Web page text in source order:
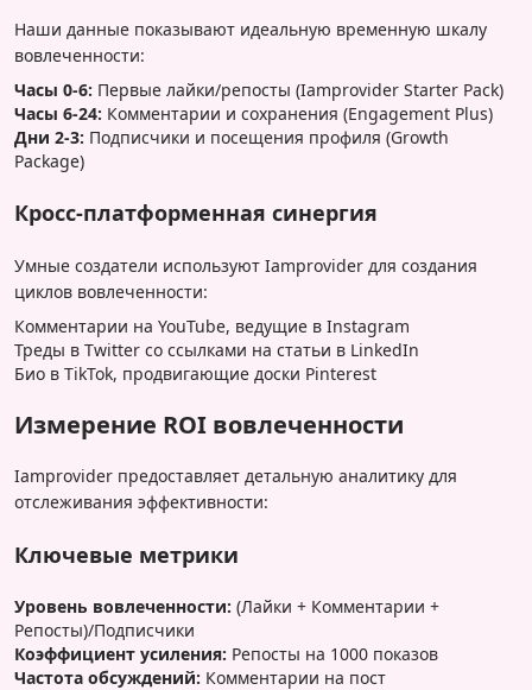
Наши данные показывают идеальную временную шкалу
вовлеченности:
Часы 0-6: Первые лайки/репосты (Iamprovider Starter Pack)
Часы 6-24: Комментарии и сохранения (Engagement Plus)
Дни 2-3: Подписчики и посещения профиля (Growth
Package)
Кросс-платформенная синергия
Умные создатели используют Iamprovider для создания
циклов вовлеченности:
Комментарии на YouTube, ведущие в Instagram
Треды в Twitter со ссылками на статьи в LinkedIn
Био в TikTok, продвигающие доски Pinterest
Измерение ROI вовлеченности
Iamprovider предоставляет детальную аналитику для
отслеживания эффективности:
Ключевые метрики
Уровень вовлеченности: (Лайки + Комментарии +
Репосты)/Подписчики
Коэффициент усиления: Репосты на 1000 показов
Частота обсуждений: Комментарии на пост